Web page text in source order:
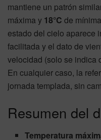
mantiene un patrón
máxima y 18°C de
estado del cielo aparece
facilitada y el dato de
velocidad (solo se indica
En cualquier caso, la
jornada templada, sin
Resumen del
Temperatura